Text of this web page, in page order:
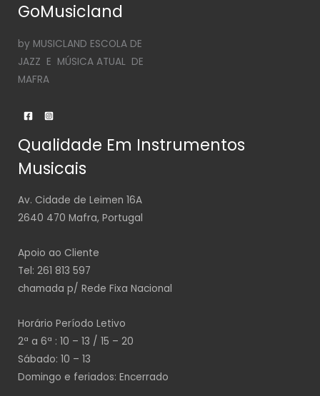
GoMusicland
by MUSICLAND ESCOLA DE
JAZZ E MÚSICA ATUAL DE
MAFRA
Qualidade Em Instrumentos
Musicais
Av. Cidade de Leimen 16A
2640 470 Mafra, Portugal
Apoio ao Cliente
Tel: 261 813 597
chamada p/ Rede Fixa Nacional
Horário Período Letivo
2ª a 6ª : 10 – 13 / 15 – 20
Sábado: 10 – 13
Domingo e feriados: Encerrado